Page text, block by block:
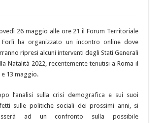
26 maggio alle ore 21 il Forum Territoriale
ha organizzato un incontro online dove
ripresi alcuni interventi degli Stati Generali
Natalità 2022, recentemente tenutisi a Roma il
e 13 maggio.
l’analisi sulla crisi demografica e sui suoi
sulle politiche sociali dei prossimi anni, si
ad un confronto sulla possibile